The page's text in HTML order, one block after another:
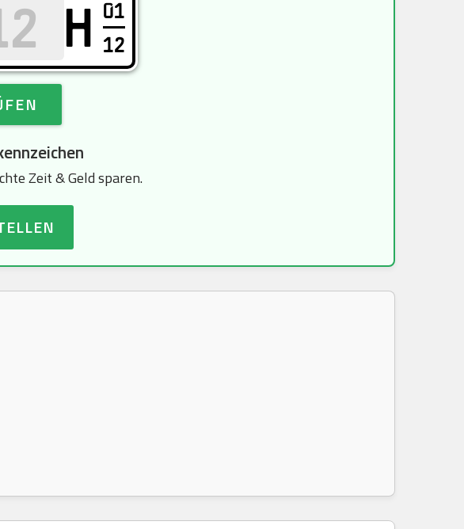
H 01
12
Zeit & Geld sparen.